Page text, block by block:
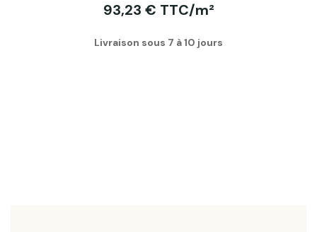
93,23 € TTC/m²
Livraison sous 7 à 10 jours